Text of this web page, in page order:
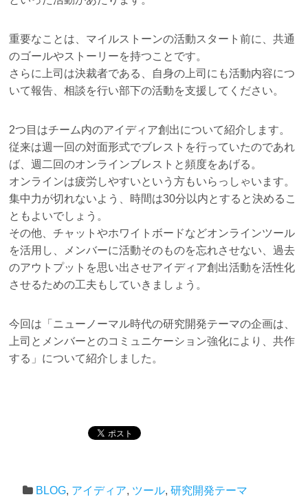
重要なことは、マイルストーンの活動スタート前に、共通
のゴールやストーリーを持つことです。
さらに上司は決裁者である、自身の上司にも活動内容につ
いて報告、相談を行い部下の活動を支援してください。
2つ目はチーム内のアイディア創出について紹介します。
従来は週一回の対面形式でブレストを行っていたのであれ
ば、週二回のオンラインブレストと頻度をあげる。
オンラインは疲労しやすいという方もいらっしゃいます。
集中力が切れないよう、時間は30分以内とすると決めるこ
ともよいでしょう。
その他、チャットやホワイトボードなどオンラインツール
を活用し、メンバーに活動そのものを忘れさせない、過去
のアウトプットを思い出させアイディア創出活動を活性化
させるための工夫もしていきましょう。
今回は「ニューノーマル時代の研究開発テーマの企画は、
上司とメンバーとのコミュニケーション強化により、共作
する」について紹介しました。
BLOG, アイディア, ツール,研究開発テーマ